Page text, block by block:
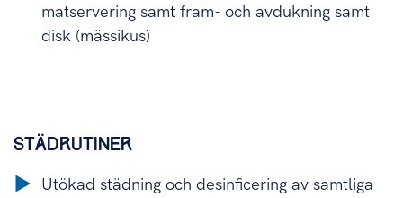
matservering samt fram- och avdukning samt
disk (mässikus)
STÄDRUTINER
Utökad städning och desinficering av samtliga